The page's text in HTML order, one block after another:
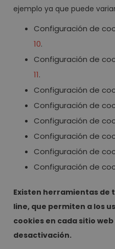
ejemplo ya que puede
Configuración de
10.
Configuración de
11.
Configuración de
Configuración de
Configuración de
Configuración de
Configuración de
Configuración de
Existen herramientas de
line, que permiten a los
cookies en cada sitio
desactivación.